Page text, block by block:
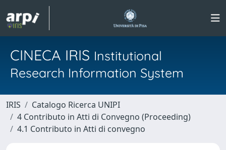
CINECA IRIS Institutional
Research Information System
IRIS
Catalogo Ricerca UNIPI
4 Contributo in Atti di Convegno (Proceeding)
4.1 Contributo in Atti di convegno